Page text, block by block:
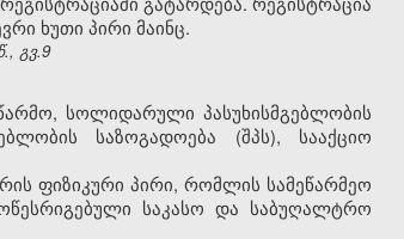
ხუთი პირი მაინც.
გვ.9
სოლიდარული პასუხისმგებლობის
საზოგადოება (შპს), სააქციო
ფიზიკური პირი, რომლის სამეწარმეო
საკასო და საბუღალტრო